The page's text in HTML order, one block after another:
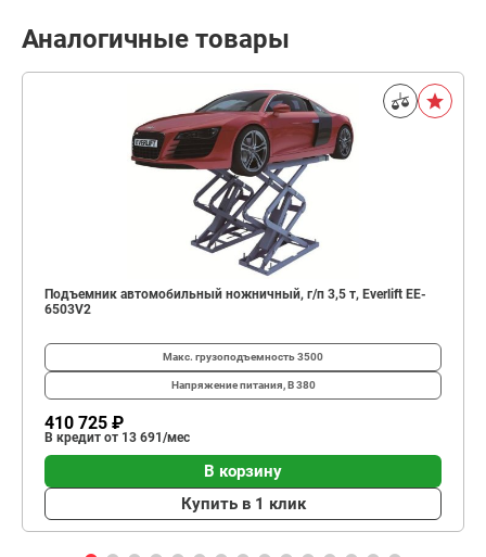
Аналогичные товары
Подъемник автомобильный ножничный, г/п 3,5 т, Everlift EE-
6503V2
Макс. грузоподъемность3500
Напряжение питания, В380
410 725 ₽
В кредит от 13 691/мес
В корзину
Купить в 1 клик